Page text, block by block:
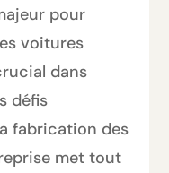
pour
voitures
dans
défis
fabrication des
met tout